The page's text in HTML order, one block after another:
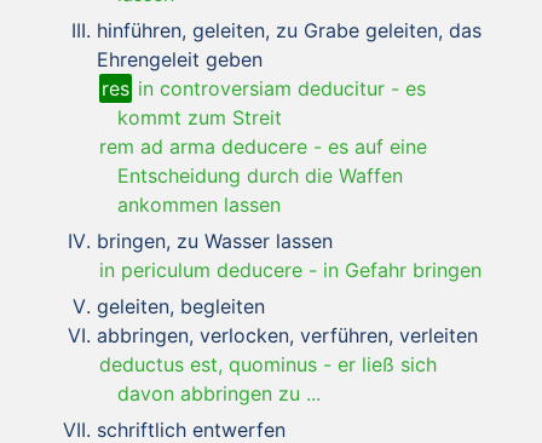
hinführen, geleiten, zu Grabe geleiten, das
Ehrengeleit geben
res in controversiam deducitur - es
kommt zum Streit
rem ad arma deducere - es auf eine
Entscheidung durch die Waffen
ankommen lassen
bringen, zu Wasser lassen
in periculum deducere - in Gefahr bringen
geleiten, begleiten
abbringen, verlocken, verführen, verleiten
deductus est, quominus - er ließ sich
davon abbringen zu ...
schriftlich entwerfen